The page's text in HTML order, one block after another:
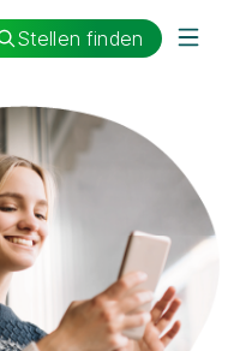
Stellen finden